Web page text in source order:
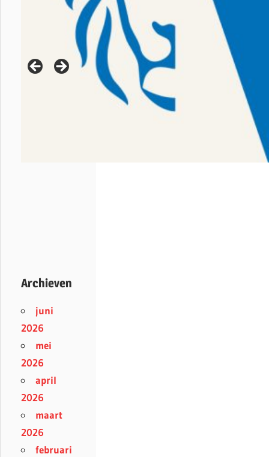
Archieven
juni
2026
mei
2026
april
2026
maart
2026
februari